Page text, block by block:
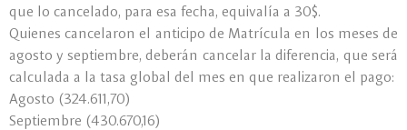
que lo cancelado, para esa fecha, equivalía a 30$.
Quienes cancelaron el anticipo de Matrícula en los meses de
agosto y septiembre, deberán cancelar la diferencia, que será
calculada a la tasa global del mes en que realizaron el pago:
Agosto (324.611,70)
Septiembre (430.670,16)